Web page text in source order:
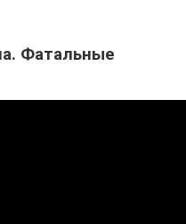
Фатальные